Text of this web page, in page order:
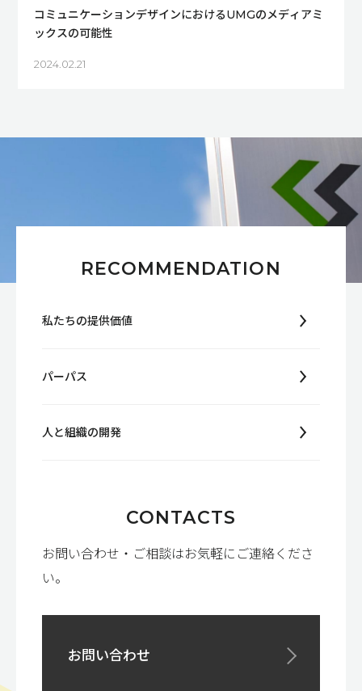
コミュニケーションデザインにおけるUMGのメディアミ
ックスの可能性
2024.02.21
RECOMMENDATION
私たちの提供価値
パーパス
人と組織の開発
CONTACTS
お問い合わせ・ご相談はお気軽にご連絡くださ
い。
お問い合わせ